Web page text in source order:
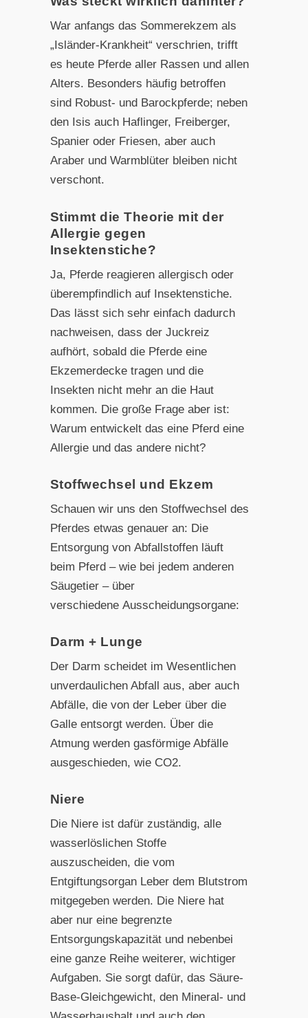
War anfangs das Sommerekzem als
„Isländer-Krankheit“ verschrien, trifft
es heute Pferde aller Rassen und allen
Alters. Besonders häufig betroffen
sind Robust- und Barockpferde; neben
den Isis auch Haflinger, Freiberger,
Spanier oder Friesen, aber auch
Araber und Warmblüter bleiben nicht
verschont.
Stimmt die Theorie mit der
Allergie gegen
Insektenstiche?
Ja, Pferde reagieren allergisch oder
überempfindlich auf Insektenstiche.
Das lässt sich sehr einfach dadurch
nachweisen, dass der Juckreiz
aufhört, sobald die Pferde eine
Ekzemerdecke tragen und die
Insekten nicht mehr an die Haut
kommen. Die große Frage aber ist:
Warum entwickelt das eine Pferd eine
Allergie und das andere nicht?
Stoffwechsel und Ekzem
Schauen wir uns den Stoffwechsel des
Pferdes etwas genauer an: Die
Entsorgung von Abfallstoffen läuft
beim Pferd – wie bei jedem anderen
Säugetier – über
verschiedene Ausscheidungsorgane:
Darm + Lunge
Der Darm scheidet im Wesentlichen
unverdaulichen Abfall aus, aber auch
Abfälle, die von der Leber über die
Galle entsorgt werden. Über die
Atmung werden gasförmige Abfälle
ausgeschieden, wie CO2.
Niere
Die Niere ist dafür zuständig, alle
wasserlöslichen Stoffe
auszuscheiden, die vom
Entgiftungsorgan Leber dem Blutstrom
mitgegeben werden. Die Niere hat
aber nur eine begrenzte
Entsorgungskapazität und nebenbei
eine ganze Reihe weiterer, wichtiger
Aufgaben. Sie sorgt dafür, das Säure-
Base-Gleichgewicht, den Mineral- und